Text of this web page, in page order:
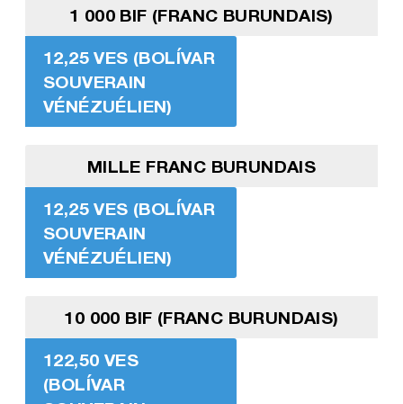
1 000 BIF (FRANC BURUNDAIS)
12,25 VES (BOLÍVAR
SOUVERAIN
VÉNÉZUÉLIEN)
MILLE FRANC BURUNDAIS
12,25 VES (BOLÍVAR
SOUVERAIN
VÉNÉZUÉLIEN)
10 000 BIF (FRANC BURUNDAIS)
122,50 VES
(BOLÍVAR